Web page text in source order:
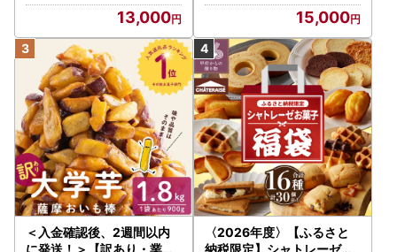
13,000 15,000
＜入金確認後、2週間以内
に発送！＞【訳あり・業務
〈2026年度〉【ふるさと
納税限定】シャトレーゼ人